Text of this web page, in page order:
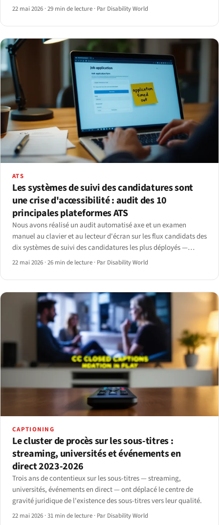
conformité ADA des sites web pour 2026.
22 mai 2026 ·29 min de lecture · Par Disability World
ATS
Les systèmes de suivi des candidatures sont
une crise d'accessibilité : audit des 10
principales plateformes ATS
Nous avons réalisé un audit automatisé axe et un examen
manuel au clavier et au lecteur d'écran sur les flux candidats des
dix systèmes de suivi des candidatures les plus déployés —
Workday, SAP SuccessFactors, Oracle Taleo, iCIMS, Greenhouse,
22 mai 2026 ·26 min de lecture · Par Disability World
CAPTIONING
Le cluster de procès sur les sous-titres :
streaming, universités et événements en
direct 2023-2026
Trois ans de contentieux sur les sous-titres — streaming,
universités, événements en direct — ont déplacé le centre de
gravité juridique de l'existence des sous-titres vers leur qualité.
22 mai 2026 ·31 min de lecture · Par Disability World